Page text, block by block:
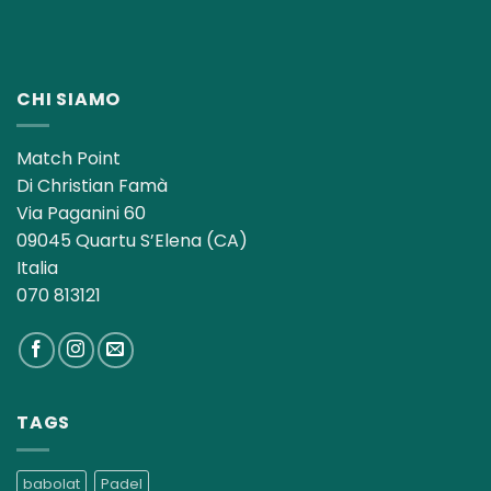
CHI SIAMO
Match Point
Di Christian Famà
Via Paganini 60
09045 Quartu S’Elena (CA)
Italia
070 813121
TAGS
babolat Padel